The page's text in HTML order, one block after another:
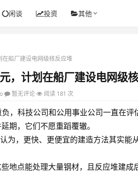
闲谈 投资 其他
船厂建设电网级核反应堆
，计划在船厂建设电网级
暂无评论 阅读 181 次
，科技公司和公用事业公司一直在评
期，它们不愿重蹈覆辙。
认为，更快、更便宜的建造方法其实能
地点能处理大量钢材，且反应堆建成